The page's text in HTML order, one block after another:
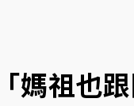
媽祖也